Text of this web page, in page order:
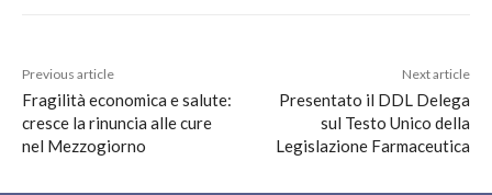
Previous article
Fragilità economica e salute:
cresce la rinuncia alle cure
nel Mezzogiorno
Next article
Presentato il DDL Delega
sul Testo Unico della
Legislazione Farmaceutica